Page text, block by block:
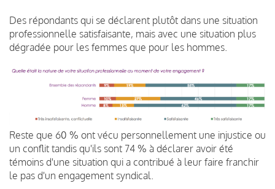
Des répondants qui se déclarent plutôt dans une situation
professionnelle satisfaisante, mais avec une situation plus
dégradée pour les femmes que pour les hommes.
Reste que 60 % ont vécu personnellement une injustice ou
un conflit tandis qu'ils sont 74 % à déclarer avoir été
témoins d'une situation qui a contribué à leur faire franchir
le pas d'un engagement syndical.